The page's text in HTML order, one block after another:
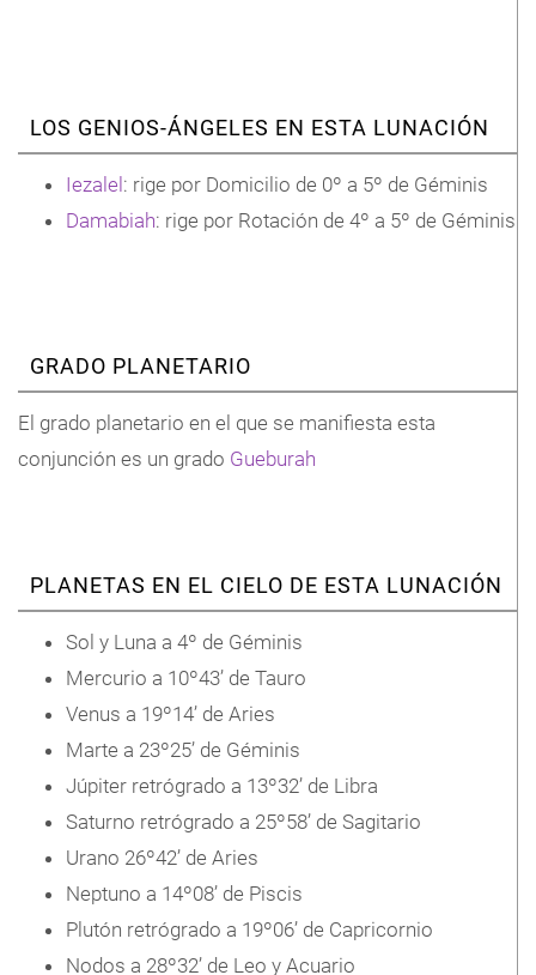
LOS GENIOS-ÁNGELES EN ESTA LUNACIÓN
Iezalel: rige por Domicilio de 0º a 5º de Géminis
Damabiah: rige por Rotación de 4º a 5º de Géminis
GRADO PLANETARIO
El grado planetario en el que se manifiesta esta
conjunción es un grado Gueburah
PLANETAS EN EL CIELO DE ESTA LUNACIÓN
Sol y Luna a 4º de Géminis
Mercurio a 10º43’ de Tauro
Venus a 19º14’ de Aries
Marte a 23º25’ de Géminis
Júpiter retrógrado a 13º32’ de Libra
Saturno retrógrado a 25º58’ de Sagitario
Urano 26º42’ de Aries
Neptuno a 14º08’ de Piscis
Plutón retrógrado a 19º06’ de Capricornio
Nodos a 28º32’ de Leo y Acuario